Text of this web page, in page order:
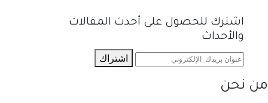
اشترك للحصول على أحدث المقالات
والأحداث
اشتراك
من نحن